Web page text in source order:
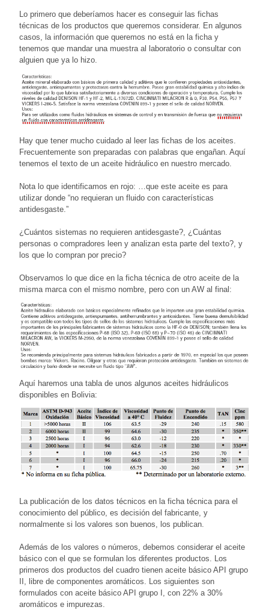
Lo primero que deberíamos hacer es conseguir las fichas
técnicas de los productos que queremos considerar. En algunos
casos, la información que queremos no está en la ficha y
tenemos que mandar una muestra al laboratorio o consultar con
alguien que ya lo hizo.
Hay que tener mucho cuidado al leer las fichas de los aceites.
Frecuentemente son preparadas con palabras que engañan. Aquí
tenemos el texto de un aceite hidráulico en nuestro mercado.
Nota lo que identificamos en rojo: …que este aceite es para
utilizar donde “no requieran un fluido con características
antidesgaste.”
¿Cuántos sistemas no requieren antidesgaste?, ¿Cuántas
personas o compradores leen y analizan esta parte del texto?, y
los que lo compran por precio?
Observamos lo que dice en la ficha técnica de otro aceite de la
misma marca con el mismo nombre, pero con un AW al final:
Aquí haremos una tabla de unos algunos aceites hidráulicos
disponibles en Bolivia:
La publicación de los datos técnicos en la ficha técnica para el
conocimiento del público, es decisión del fabricante, y
normalmente si los valores son buenos, los publican.
Además de los valores o números, debemos considerar el aceite
básico con el que se formulan los diferentes productos. Los
primeros dos productos del cuadro tienen aceite básico API grupo
II, libre de componentes aromáticos. Los siguientes son
formulados con aceite básico API grupo I, con 22% a 30%
aromáticos e impurezas.